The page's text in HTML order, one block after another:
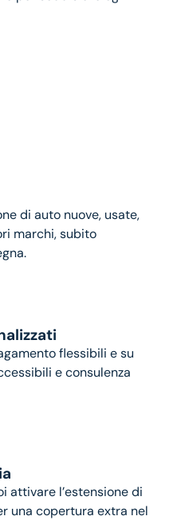
di auto nuove, usate,
marchi, subito
flessibili e su
e consulenza
attivare l’estensione di
una copertura extra nel